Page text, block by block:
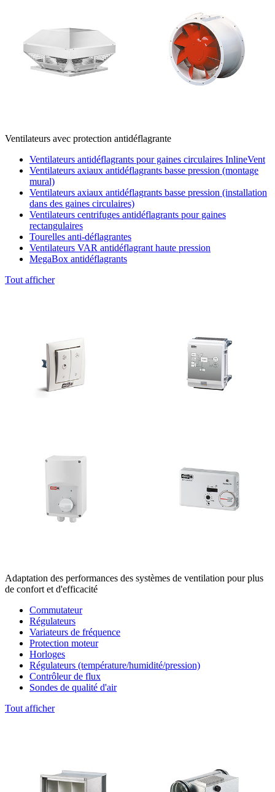
Ventilateurs avec protection antidéflagrante
Ventilateurs antidéflagrants pour gaines circulaires InlineVent
Ventilateurs axiaux antidéflagrants basse pression (montage
mural)
Ventilateurs axiaux antidéflagrants basse pression (installation
dans des gaines circulaires)
Ventilateurs centrifuges antidéflagrants pour gaines
rectangulaires
Tourelles anti-déflagrantes
Ventilateurs VAR antidéflagrant haute pression
MegaBox antidéflagrants
Tout afficher
Adaptation des performances des systèmes de ventilation pour plus
de confort et d'efficacité
Commutateur
Régulateurs
Variateurs de fréquence
Protection moteur
Horloges
Régulateurs (température/humidité/pression)
Contrôleur de flux
Sondes de qualité d'air
Tout afficher